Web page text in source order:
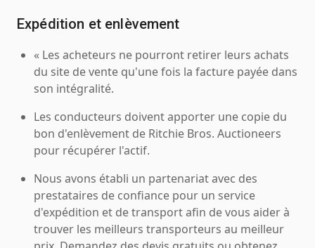
Expédition et enlèvement
« Les acheteurs ne pourront retirer leurs achats
du site de vente qu'une fois la facture payée dans
son intégralité.
Les conducteurs doivent apporter une copie du
bon d'enlèvement de Ritchie Bros. Auctioneers
pour récupérer l'actif.
Nous avons établi un partenariat avec des
prestataires de confiance pour un service
d'expédition et de transport afin de vous aider à
trouver les meilleurs transporteurs au meilleur